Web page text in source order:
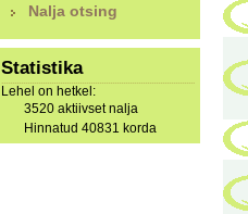
Nalja otsing
Statistika
Lehel on hetkel:
3520 aktiivset nalja
Hinnatud 40831 korda